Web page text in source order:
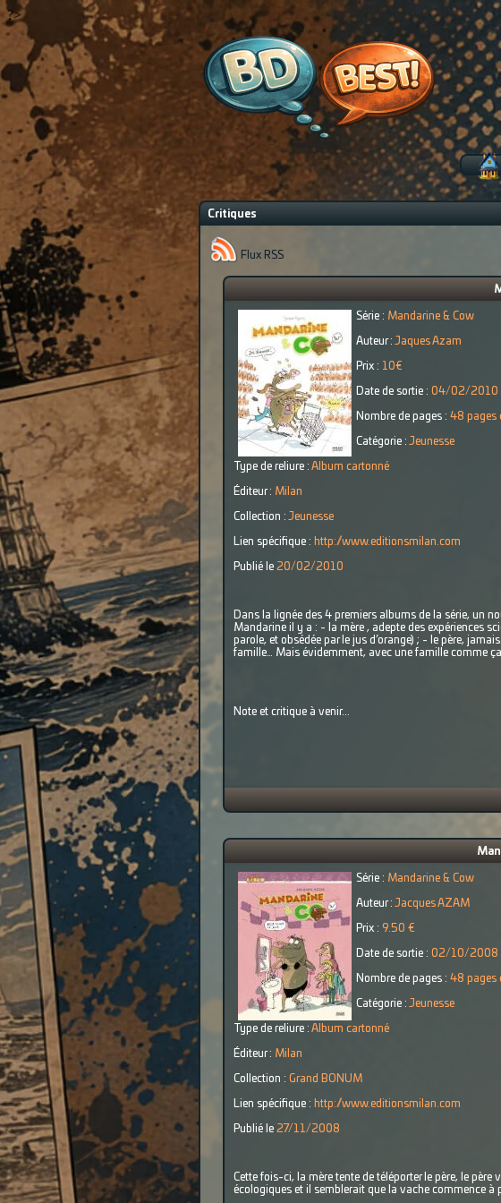
?>
Critiques
Flux RSS
Série : Mandarine & Cow
Auteur : Jaques Azam
Prix : 10€
Date de sortie : 04/02/2010
Nombre de pages : 48 pages
Catégorie : Jeunesse
Type de reliure : Album cartonné
Éditeur : Milan
Collection : Jeunesse
Lien spécifique : http://www.editionsmilan.com
Publié le 20/02/2010
Dans la lignée des 4 premiers albums de la série, un
Mandarine il y a : - la mère , adepte des expériences
parole, et obsédée par le jus d’orange) ; - le père,
famille… Mais évidemment, avec une famille comme
Note et critique à venir...
Série : Mandarine & Cow
Auteur : Jacques AZAM
Prix : 9.50 €
Date de sortie : 02/10/2008
Nombre de pages : 48 pages
Catégorie : Jeunesse
Type de reliure : Album cartonné
Éditeur : Milan
Collection : Grand BONUM
Lien spécifique : http://www.editionsmilan.com
Publié le 27/11/2008
Cette fois-ci, la mère tente de téléporter le père, le
écologiques et il semblerait que la vache commence à